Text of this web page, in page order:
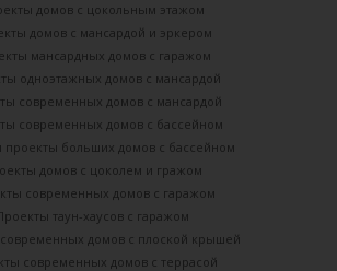
домов с цокольным этажом
домов с мансардой и эркером
мансардных домов с гаражом
одноэтажных домов с мансардой
современных домов с мансардой
современных домов с бассейном
проекты больших домов с бассейном
домов с цоколем и гражом
современных домов с гаражом
таун-хаусов с гаражом
домов с плоской крышей
современных домов с террасой